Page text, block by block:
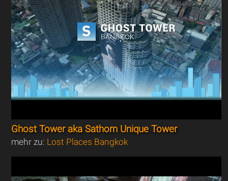
Ghost Tower aka Sathorn Unique Tower
mehr zu: Lost Places Bangkok